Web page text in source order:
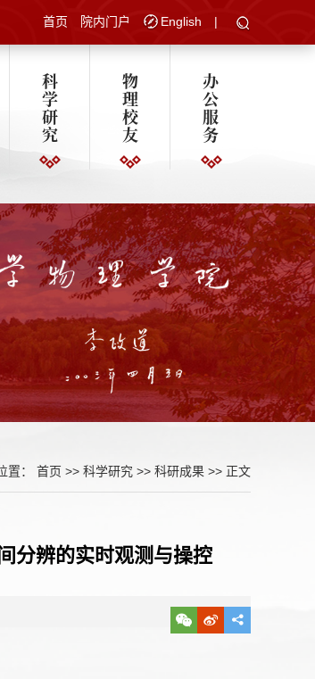
首页 院内门户 English |
科
学
研
究
物
理
校
友
办
公
服
务
置： 首页 >> 科学研究 >> 科研成果 >> 正文
分辨的实时观测与操控